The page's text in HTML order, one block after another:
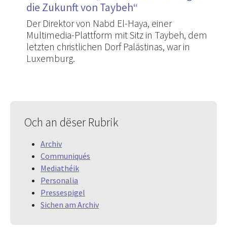
die Zukunft von Taybeh“
Der Direktor von Nabd El-Haya, einer
Multimedia-Plattform mit Sitz in Taybeh, dem
letzten christlichen Dorf Palästinas, war in
Luxemburg.
Och an dëser Rubrik
Archiv
Communiqués
Mediathéik
Personalia
Pressespigel
Sichen am Archiv